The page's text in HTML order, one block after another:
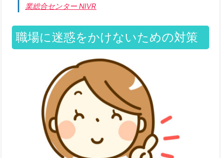
業総合センター NIVR
職場に迷惑をかけないための対策